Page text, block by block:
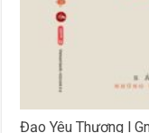
Đạo Yêu Thương l